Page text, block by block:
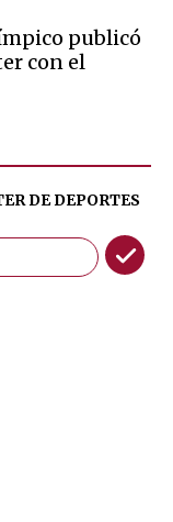
publicó
con el
DEDEPORTES